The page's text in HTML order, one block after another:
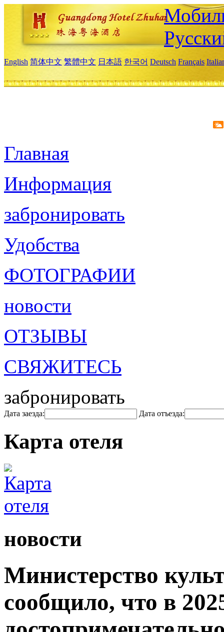
English 简体中文 繁體中文 日本語 한국어 Deutsch Français
Главная
Информация
забронировать
Удобства
ФОТОГРАФИИ
новости
ОТЗЫВЫ
СВЯЖИТЕСЬ
забронировать
Дата заезда: Дата отъезда:
Карта отеля
новости
Министерство
сообщило, что в